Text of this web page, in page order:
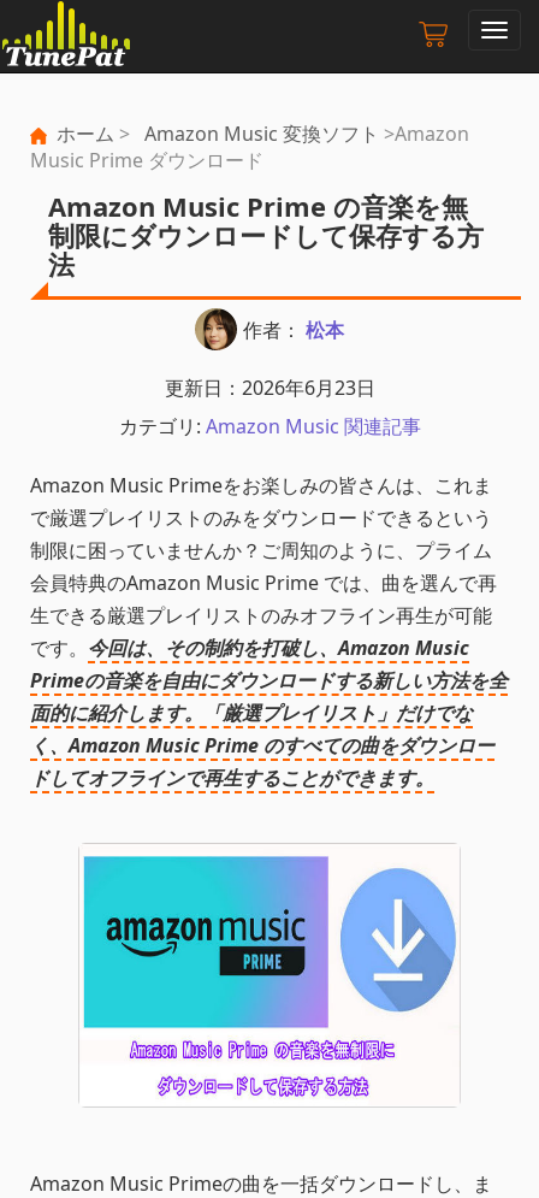
ナ
替
ホーム > Amazon Music 変換ソフト >Amazon
Music Prime ダウンロード
Amazon Music Prime の音楽を無
制限にダウンロードして保存する方
法
作者： 松本
更新日：2026年6月23日
カテゴリ: Amazon Music 関連記事
Amazon Music Primeをお楽しみの皆さんは、これま
で厳選プレイリストのみをダウンロードできるという
制限に困っていませんか？ご周知のように、プライム
会員特典のAmazon Music Prime では、曲を選んで再
生できる厳選プレイリストのみオフライン再生が可能
です。 今回は、その制約を打破し、Amazon Music
Primeの音楽を自由にダウンロードする新しい方法を全
面的に紹介します。「厳選プレイリスト」だけでな
く、Amazon Music Prime のすべての曲をダウンロー
ドしてオフラインで再生することができます。
Amazon Music Primeの曲を一括ダウンロードし、ま